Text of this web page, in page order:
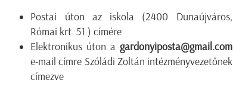
Postai úton az iskola (2400 Dunaújváros,
Római krt. 51.) címére
Elektronikus úton a gardonyiposta@gmail.com
e-mail címre Szóládi Zoltán intézményvezetőnek
címezve